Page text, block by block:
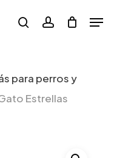
searchaccount
para perros y
Estrellas